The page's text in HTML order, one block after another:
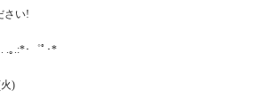
さい!
.｡.:*･゜ﾟ･*
)